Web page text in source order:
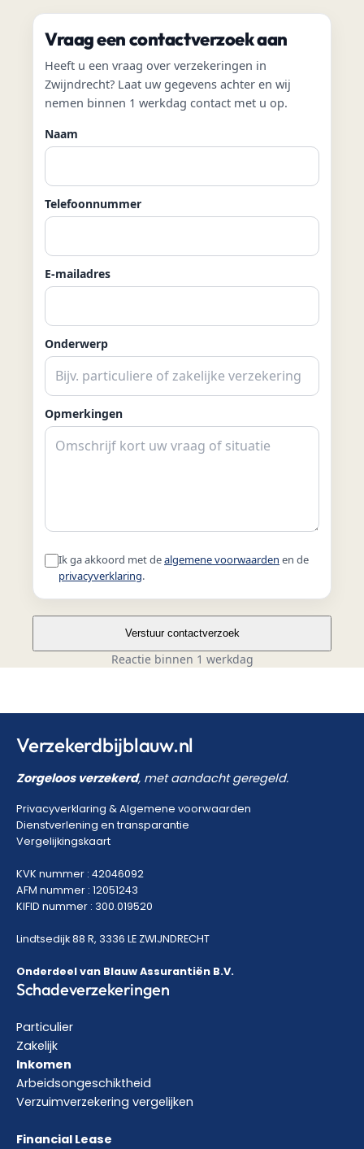
Vraag een contactverzoek aan
Heeft u een vraag over verzekeringen in
Zwijndrecht? Laat uw gegevens achter en wij
nemen binnen 1 werkdag contact met u op.
Naam
Telefoonnummer
E-mailadres
Onderwerp
Opmerkingen
Ik ga akkoord met dealgemene voorwaarden en de
privacyverklaring.
Verstuur contactverzoek
Reactie binnen 1 werkdag
Verzekerdbijblauw.nl
Zorgeloos verzekerd, met aandacht geregeld.
Privacyverklaring &Algemene voorwaarden
Dienstverlening en transparantie
Vergelijkingskaart
KVK nummer : 42046092
AFM nummer : 12051243
KIFID nummer : 300.019520
Lindtsedijk 88 R, 3336 LE ZWIJNDRECHT
Onderdeel van Blauw Assurantiën B.V.
Schadeverzekeringen
Particulier
Zakelijk
Inkomen
Arbeidsongeschiktheid
Verzuimverzekering vergelijken
Financial Lease